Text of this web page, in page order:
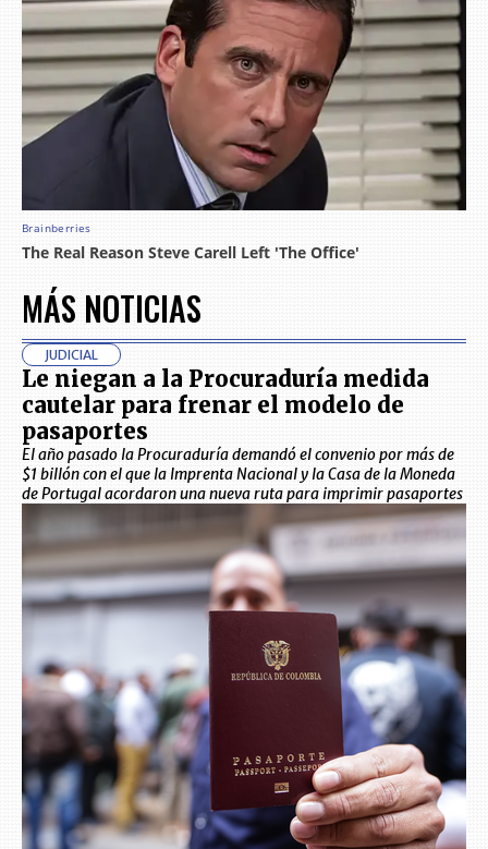
MÁS NOTICIAS
JUDICIAL
Le niegan a la Procuraduría medida
cautelar para frenar el modelo de
pasaportes
El año pasado la Procuraduría demandó el convenio por más de
$1 billón con el que la Imprenta Nacional y la Casa de la Moneda
de Portugal acordaron una nueva ruta para imprimir pasaportes